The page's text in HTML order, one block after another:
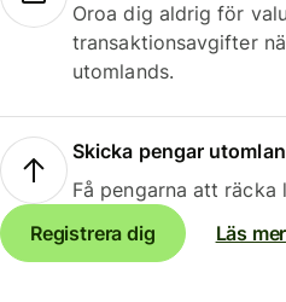
Oroa dig aldrig för
transaktionsavgifter
utomlands.
Skicka pengar
Få pengarna att räcka
Registrera dig
Läs mer